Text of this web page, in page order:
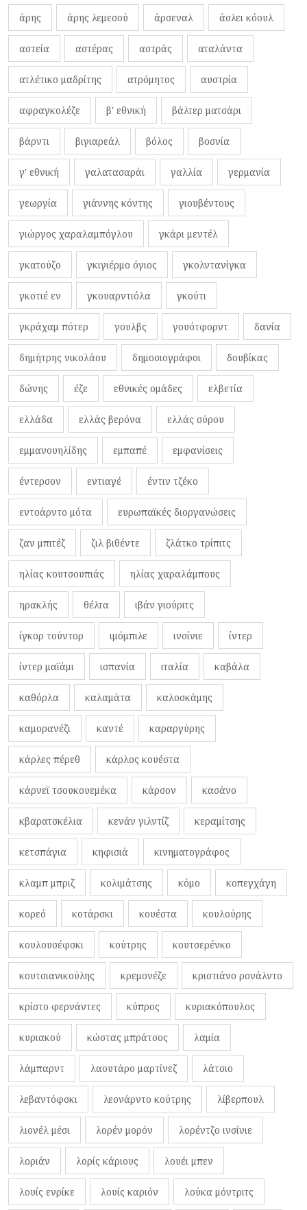
άρης άρης λεμεσού άρσεναλ άσλει κόουλ
αστεία αστέρας αστράς αταλάντα
ατλέτικο μαδρίτης ατρόμητος αυστρία
αφραγκολέζε β' εθνική βάλτερ ματσάρι
βάρντι βιγιαρεάλ βόλος βοσνία
γ' εθνική γαλατασαράι γαλλία γερμανία
γεωργία γιάννης κόντης γιουβέντους
γιώργος χαραλαμπόγλου γκάρι μεντέλ
γκατούζο γκιγιέρμο όγιος γκολντανίγκα
γκοτιέ εν γκουαρντιόλα γκούτι
γκράχαμ πότερ γουλβς γουότφορντ δανία
δημήτρης νικολάου δημοσιογράφοι δουβίκας
δώνης έζε εθνικές ομάδες ελβετία
ελλάδα ελλάς βερόνα ελλάς σύρου
εμμανουηλίδης εμπαπέ εμφανίσεις
έντερσον εντιαγέ έντιν τζέκο
εντοάρντο μότα ευρωπαϊκές διοργανώσεις
ζαν μπιτέζ ζιλ βιθέντε ζλάτκο τρίπιτς
ηλίας κουτσουπιάς ηλίας χαραλάμπους
ηρακλής θέλτα ιβάν γιούριτς
ίγκορ τούντορ ιμόμπιλε ινσίνιε ίντερ
ίντερ μαϊάμι ισπανία ιταλία καβάλα
καθόρλα καλαμάτα καλοσκάμης
καμορανέζι καντέ καραργύρης
κάρλες πέρεθ κάρλος κουέστα
κάρνεϊ τσουκουεμέκα κάρσον κασάνο
κβαρατσκέλια κενάν γιλντίζ κεραμίτσης
κετσπάγια κηφισιά κινηματογράφος
κλαμπ μπριζ κολιμάτσης κόμο κοπεγχάγη
κορεό κοτάρσκι κουέστα κουλούρης
κουλουσέφσκι κούτρης κουτσερένκο
κουτσιανικούλης κρεμονέζε κριστιάνο ρονάλντο
κρίστο φερνάντες κύπρος κυριακόπουλος
κυριακού κώστας μπράτσος λαμία
λάμπαρντ λαουτάρο μαρτίνεζ λάτσιο
λεβαντόφσκι λεονάρντο κούτρης λίβερπουλ
λιονέλ μέσι λορέν μορόν λορέντζο ινσίνιε
λοριάν λορίς κάριους λουέι μπεν
λουίς ενρίκε λουίς καριόν λούκα μόντριτς